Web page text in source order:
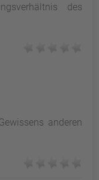
des
anderen